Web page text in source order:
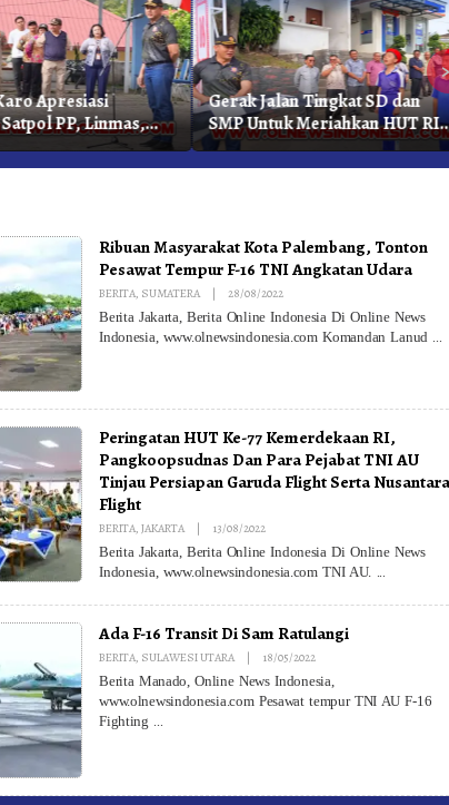
Apresiasi
PP, Linmas,
Kebakaran
Gerak Jalan Tingkat SD dan
SMP Untuk Meriahkan HUT RI
Ke-81 Dibuka Sekda Karo
Ribuan Masyarakat Kota Palembang, Tonton
Pesawat Tempur F-16 TNI Angkatan Udara
BERITA, SUMATERA | 28/08/2022By
Berita Jakarta, Berita Online Indonesia Di Online News
Indonesia, www.olnewsindonesia.com Komandan Lanud
Peringatan HUT Ke-77 Kemerdekaan RI,
Pangkoopsudnas Dan Para Pejabat TNI AU
Tinjau Persiapan Garuda Flight Serta Nusantara
Flight
BERITA,JAKARTA | 13/08/2022By
Berita Jakarta, Berita Online Indonesia Di Online News
Indonesia, www.olnewsindonesia.com TNI AU.
Ada F-16 Transit Di Sam Ratulangi
BERITA, SULAWESI UTARA | 18/05/2022By
Berita Manado, Online News Indonesia,
www.olnewsindonesia.com Pesawat tempur TNI AU F-16
Fighting